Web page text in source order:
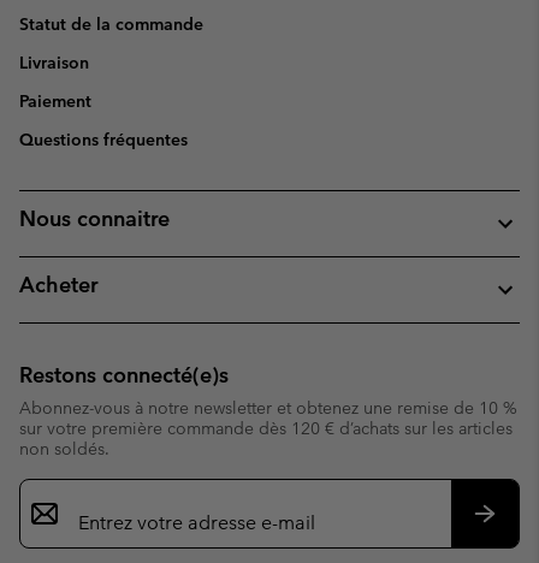
Statut de la commande
Livraison
Paiement
Questions fréquentes
Nous connaitre
Acheter
Restons connecté(e)s
Abonnez-vous à notre newsletter et obtenez une remise de 10 %
sur votre première commande dès 120 € d’achats sur les articles
non soldés.
Inscription
par
e-